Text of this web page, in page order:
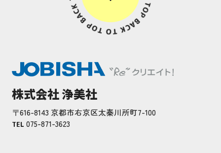
株式会社 浄美社
〒616-8143 京都市右京区太秦川所町7-100
TEL 075-871-3623